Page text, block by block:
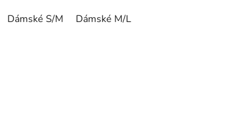
Dámské S/M Dámské M/L